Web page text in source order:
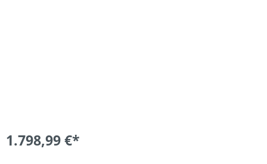
1.798,99 €*